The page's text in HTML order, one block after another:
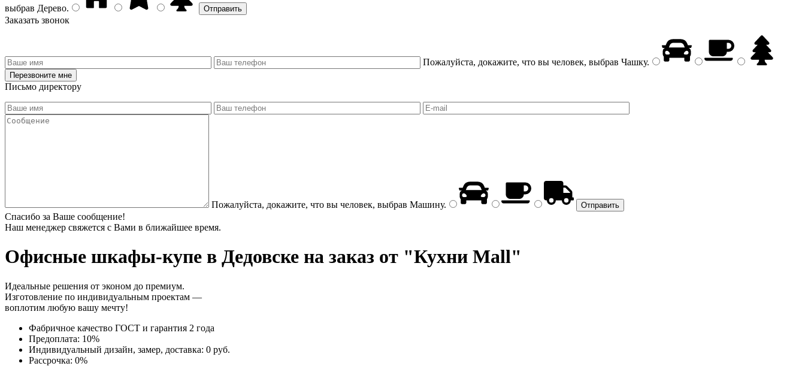
выбрав Дерево.
Заказать звонок
Пожалуйста, докажите, что вы человек, выбрав Чашку.
Письмо директору
Пожалуйста, докажите, что вы человек, выбрав Машину.
Спасибо за Ваше сообщение!
Наш менеджер свяжется с Вами в ближайшее время.
Офисные шкафы-купе в Дедовске на заказ от "Кухни Mall"
Идеальные решения от эконом до премиум.
Изготовление по индивидуальным проектам —
воплотим любую вашу мечту!
Фабричное качество ГОСТ и гарантия 2 года
Предоплата: 10%
Индивидуальный дизайн, замер, доставка: 0 руб.
Рассрочка: 0%